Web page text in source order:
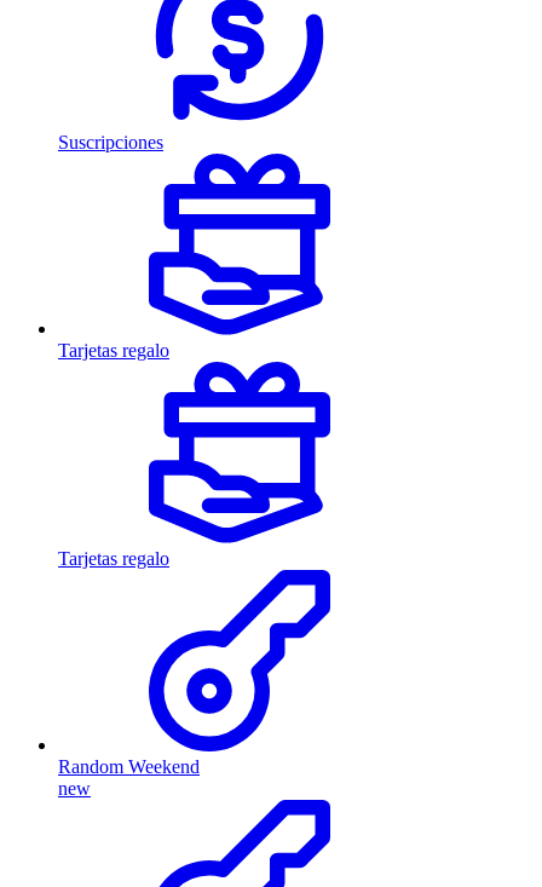
Suscripciones
Tarjetas regalo
Tarjetas regalo
Random Weekend
new